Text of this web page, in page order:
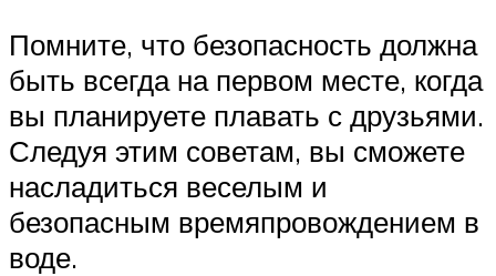
Помните, что безопасность должна
быть всегда на первом месте, когда
вы планируете плавать с друзьями.
Следуя этим советам, вы сможете
насладиться веселым и
безопасным времяпровождением в
воде.